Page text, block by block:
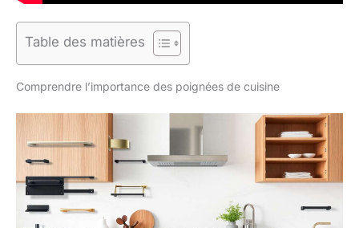
Table des matières
Comprendre l’importance des poignées de cuisine